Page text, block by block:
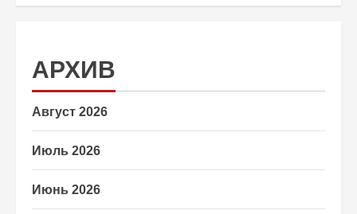
АРХИВ
Август 2026
Июль 2026
Июнь 2026